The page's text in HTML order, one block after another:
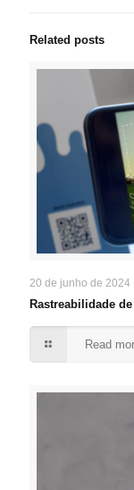
Related posts
20 de junho de 2024
Rastreabilidade
Read